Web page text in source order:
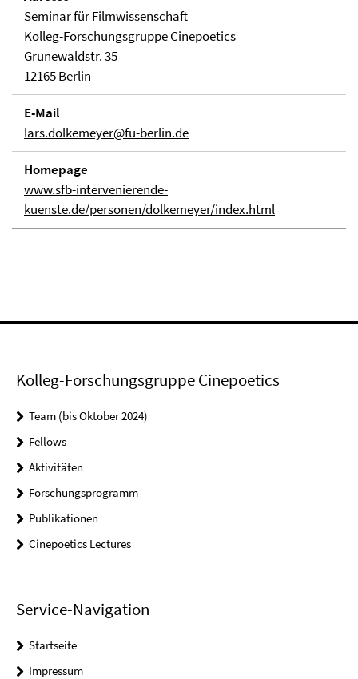
Seminar für Filmwissenschaft
Kolleg-Forschungsgruppe Cinepoetics
Grunewaldstr. 35
12165 Berlin
E-Mail
lars.dolkemeyer@fu-berlin.de
Homepage
www.sfb-intervenierende-
kuenste.de/personen/dolkemeyer/index.html
Kolleg-Forschungsgruppe Cinepoetics
Team (bis Oktober 2024)
Fellows
Aktivitäten
Forschungsprogramm
Publikationen
Cinepoetics Lectures
Service-Navigation
Startseite
Impressum